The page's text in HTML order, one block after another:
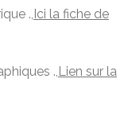
., Ici la fiche de
., Lien sur la